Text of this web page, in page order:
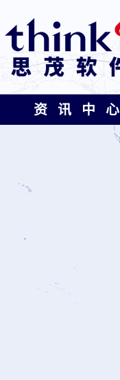
资 讯 中 心